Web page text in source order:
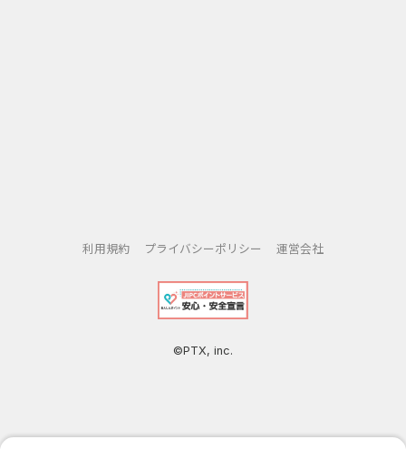
・自宅の固定回線代わりに！
備え付けのWiFIの回線が弱い事は多々あります。
無制限の高速WiFIを自宅のWiFIとして使えばストレスフリ
自動的に速い回線つながるので移動中でもストレスフリ
利用規約 プライバシーポリシー 運営会社
©PTX, inc.